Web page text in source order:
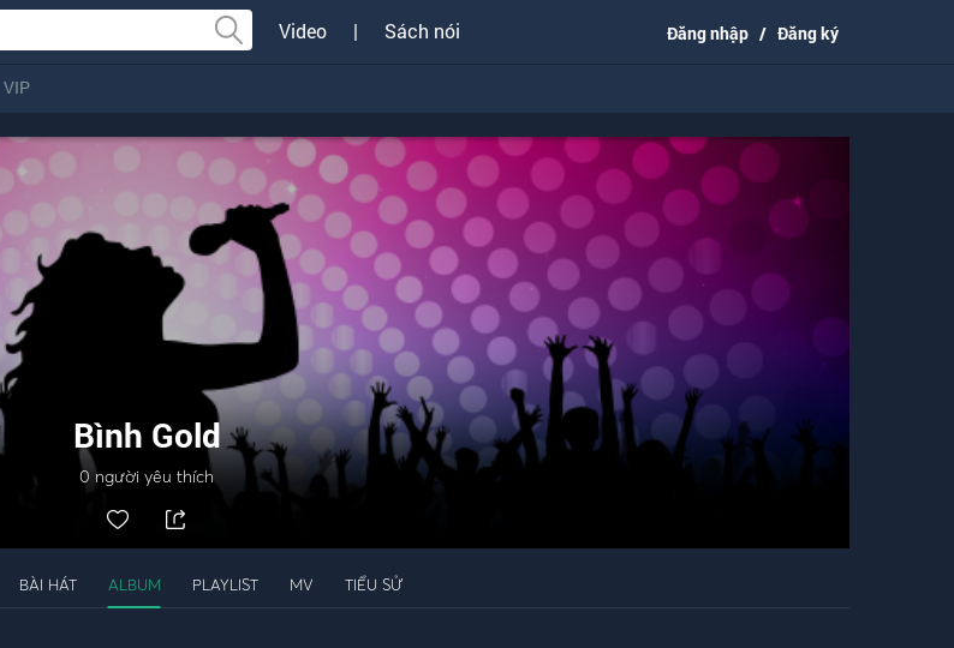
Video | Sách nói Đăng nhập / Đăng ký
VIP
Bình Gold
0 người yêu thích
BÀI HÁT ALBUM PLAYLIST MV TIỂU SỬ